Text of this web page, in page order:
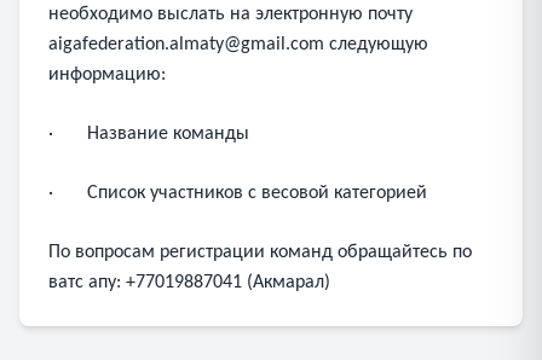
необходимо выслать на электронную почту
aigafederation.almaty@gmail.com следующую
информацию:
· Название команды
· Список участников с весовой категорией
По вопросам регистрации команд обращайтесь по
ватс апу: +77019887041 (Акмарал)